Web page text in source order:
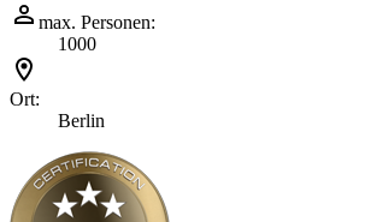
max. Personen:
1000
Ort:
Berlin